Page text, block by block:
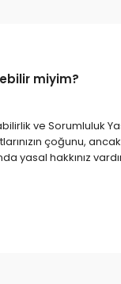
miyim?
ve Sorumluluk
çoğunu, ancak
yasal hakkınız